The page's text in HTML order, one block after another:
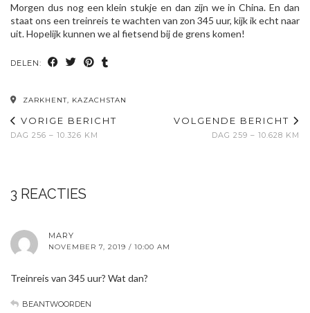
Morgen dus nog een klein stukje en dan zijn we in China. En dan
staat ons een treinreis te wachten van zon 345 uur, kijk ik echt naar
uit. Hopelijk kunnen we al fietsend bij de grens komen!
DELEN:
ZARKHENT, KAZACHSTAN
VORIGE BERICHT
DAG 256 – 10.326 KM
VOLGENDE BERICHT
DAG 259 – 10.628 KM
3 REACTIES
MARY
NOVEMBER 7, 2019 / 10:00 AM
Treinreis van 345 uur? Wat dan?
BEANTWOORDEN